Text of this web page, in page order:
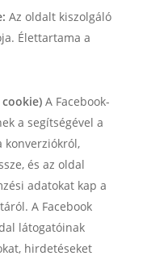
Az oldalt kiszolgáló
Élettartama a
A Facebook-
a segítségével a
konverziókról,
és az oldal
adatokat kap a
A Facebook
látogatóinak
hirdetéseket